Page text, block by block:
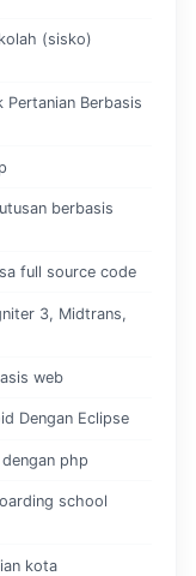
(sisko)
Pertanian Berbasis
berbasis
full source code
3, Midtrans,
web
Dengan Eclipse
php
school
kota